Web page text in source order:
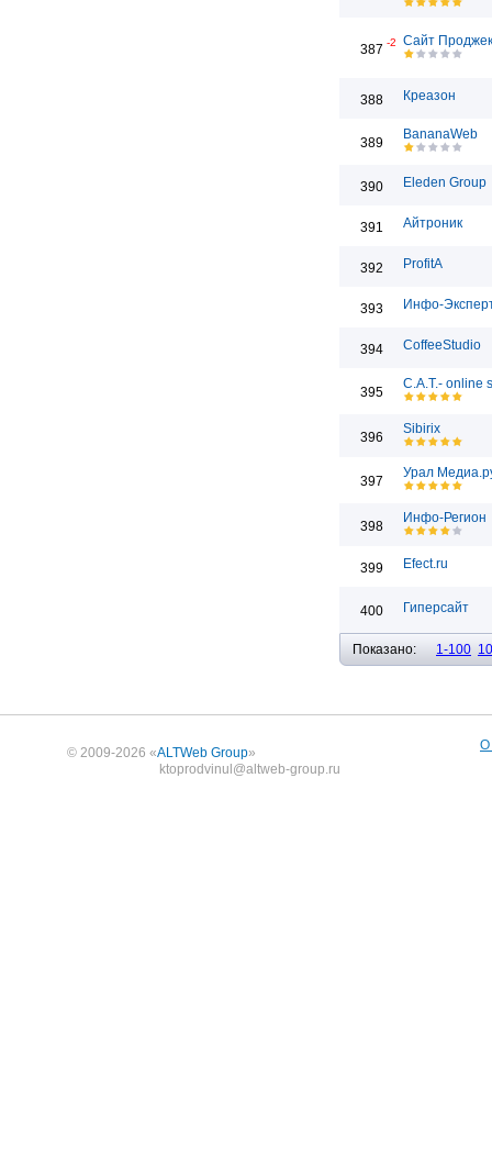
387 -2 Сайт
388 Креазон
389
BananaWeb
390 Eleden Group
391 Айтроник
392 ProfitA
393 Инфо-
394 CoffeeStudio
395
C.A.T.- online
396
Sibirix
397
Урал
398
Инфо-Регион
399 Efect.ru
400 Гиперсайт
Показано: 1-100
© 2009-2026 «ALTWeb Group»
ktoprodvinul@altweb-group.ru
О